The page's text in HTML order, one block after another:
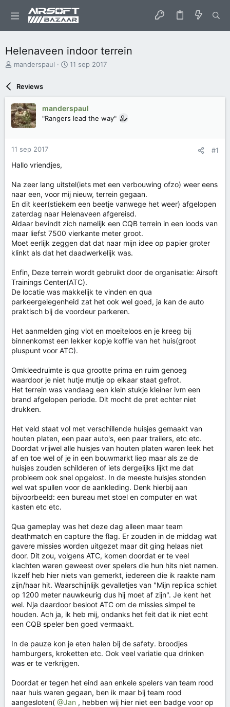
Helenaveen indoor terrein
O
d
e
w
e
r
p
s
a
t
e
r
manderspaul
S
d
a
u
11 sep 2017
Reviews
manderspaul
"Rangers lead the way"
11 sep 2017 #1
Hallo vriendjes,
Na zeer lang uitstel(iets met een verbouwing ofzo) weer eens
naar een, voor mij nieuw, terrein gegaan.
En dit keer(stiekem een beetje vanwege het weer) afgelopen
zaterdag naar Helenaveen afgereisd.
Aldaar bevindt zich namelijk een CQB terrein in een loods van
maar liefst 7500 vierkante meter groot.
Moet eerlijk zeggen dat dat naar mijn idee op papier groter
klinkt als dat het daadwerkelijk was.
Enfin, Deze terrein wordt gebruikt door de organisatie: Airsoft
Trainings Center(ATC).
De locatie was makkelijk te vinden en qua
parkeergelegenheid zat het ook wel goed, ja kan de auto
praktisch bij de voordeur parkeren.
Het aanmelden ging vlot en moeiteloos en je kreeg bij
binnenkomst een lekker kopje koffie van het huis(groot
pluspunt voor ATC).
Omkleedruimte is qua grootte prima en ruim genoeg
waardoor je niet hutje mutje op elkaar staat gefrot.
Het terrein was vandaag een klein stukje kleiner ivm een
brand afgelopen periode. Dit mocht de pret echter niet
drukken.
Het veld staat vol met verschillende huisjes gemaakt van
houten platen, een paar auto's, een paar trailers, etc etc.
Doordat vrijwel alle huisjes van houten platen waren leek het
af en toe wel of je in een bouwmarkt liep maar als ze de
huisjes zouden schilderen of iets dergelijks lijkt me dat
probleem ook snel opgelost. In de meeste huisjes stonden
wel wat spullen voor de aankleding. Denk hierbij aan
bijvoorbeeld: een bureau met stoel en computer en wat
kasten etc etc.
Qua gameplay was het deze dag alleen maar team
deathmatch en capture the flag. Er zouden in de middag wat
gavere missies worden uitgezet maar dit ging helaas niet
door. Dit zou, volgens ATC, komen doordat er te veel
klachten waren geweest over spelers die hun hits niet namen.
Ikzelf heb hier niets van gemerkt, iedereen die ik raakte nam
zijn/haar hit. Waarschijnlijk gevalletjes van "Mijn replica schiet
op 1200 meter nauwkeurig dus hij moet af zijn". Je kent het
wel. Nja daardoor besloot ATC om de missies simpel te
houden. Ach ja, ik heb mij, ondanks het feit dat ik niet echt
een CQB speler ben goed vermaakt.
In de pauze kon je eten halen bij de safety. broodjes
hamburgers, kroketten etc. Ook veel variatie qua drinken
was er te verkrijgen.
Doordat er tegen het eind aan enkele spelers van team rood
naar huis waren gegaan, ben ik maar bij team rood
aangesloten( @Jan , hebben wij hier niet een badge voor op